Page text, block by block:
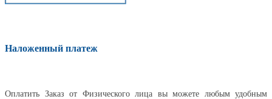
Наложенный платеж
Оплатить Заказ от Физического лица вы можете любым удобным